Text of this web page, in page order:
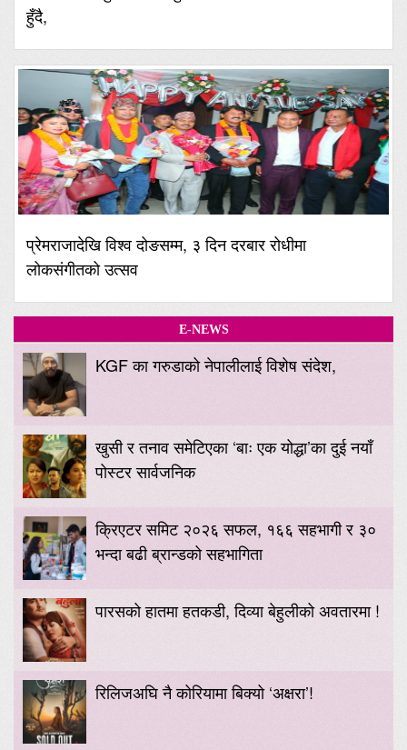
हुँदै,
प्रेमराजादेखि विश्व दोङसम्म, ३ दिन दरबार रोधीमा
लोकसंगीतको उत्सव
E-NEWS
KGF का गरुडाको नेपालीलाई विशेष संदेश,
खुसी र तनाव समेटिएका ‘बाः एक योद्धा’का दुई नयाँ
पोस्टर सार्वजनिक
क्रिएटर समिट २०२६ सफल, १६६ सहभागी र ३०
भन्दा बढी ब्रान्डको सहभागिता
पारसको हातमा हतकडी, दिव्या बेहुलीको अवतारमा !
रिलिजअघि नै कोरियामा बिक्यो ‘अक्षरा’!